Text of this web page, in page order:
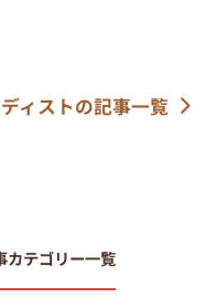
ィストの記事一覧
カテゴリー一覧